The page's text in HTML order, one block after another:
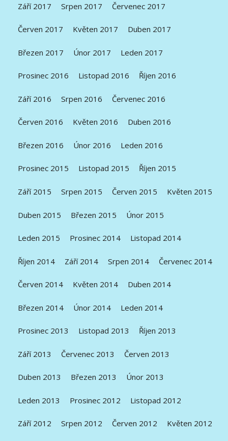
Září 2017 Srpen 2017 Červenec 2017
Červen 2017 Květen 2017 Duben 2017
Březen 2017 Únor 2017 Leden 2017
Prosinec 2016 Listopad 2016 Říjen 2016
Září 2016 Srpen 2016 Červenec 2016
Červen 2016 Květen 2016 Duben 2016
Březen 2016 Únor 2016 Leden 2016
Prosinec 2015 Listopad 2015 Říjen 2015
Září 2015 Srpen 2015 Červen 2015 Květen 2015
Duben 2015 Březen 2015 Únor 2015
Leden 2015 Prosinec 2014 Listopad 2014
Říjen 2014 Září 2014 Srpen 2014 Červenec 2014
Červen 2014 Květen 2014 Duben 2014
Březen 2014 Únor 2014 Leden 2014
Prosinec 2013 Listopad 2013 Říjen 2013
Září 2013 Červenec 2013 Červen 2013
Duben 2013 Březen 2013 Únor 2013
Leden 2013 Prosinec 2012 Listopad 2012
Září 2012 Srpen 2012 Červen 2012 Květen 2012